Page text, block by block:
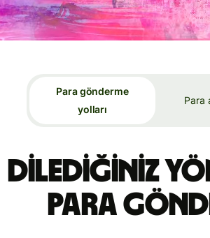
Para gönderme
yolları
Para
Dilediğiniz
para